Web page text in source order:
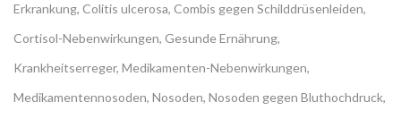
Erkrankung, Colitis ulcerosa, Combis gegen Schilddrüsenleiden,
Cortisol-Nebenwirkungen, Gesunde Ernährung,
Krankheitserreger, Medikamenten-Nebenwirkungen,
Medikamentennosoden, Nosoden, Nosoden gegen Bluthochdruck,